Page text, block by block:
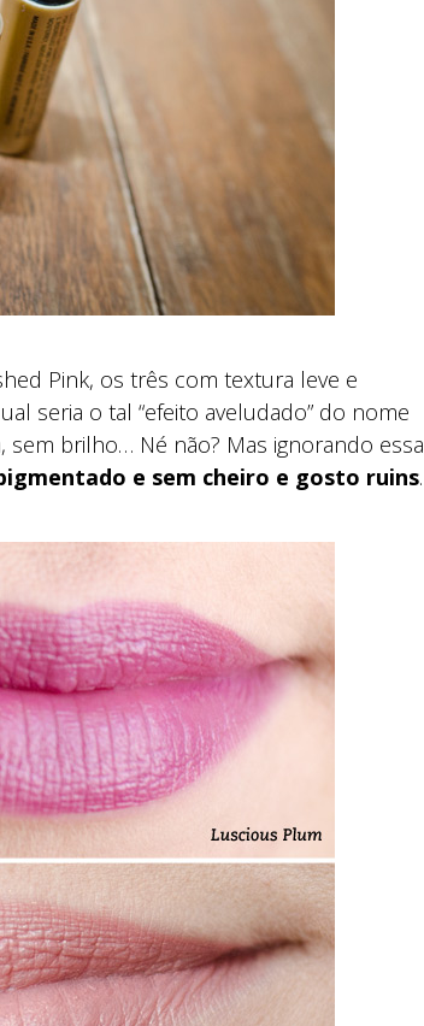
Pink, os três com textura leve e
seria o tal “efeito aveludado” do nome
brilho… Né não? Mas ignorando essa
e sem cheiro e gosto ruins.